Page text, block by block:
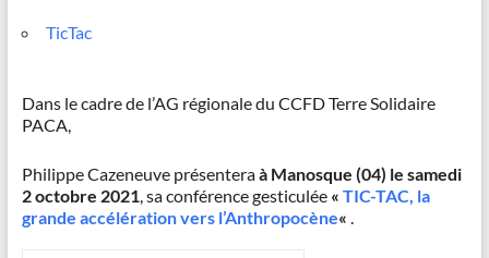
TicTac
Dans le cadre de l’AG régionale du CCFD Terre Solidaire
PACA,
Philippe Cazeneuve présenteraà Manosque (04) le samedi
2 octobre 2021 , sa conférence gesticulée « TIC-TAC, la
grande accélération vers l’Anthropocène«